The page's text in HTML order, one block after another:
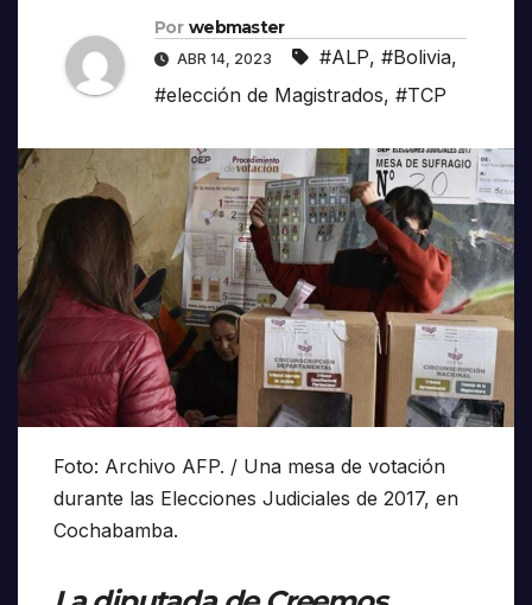
Por webmaster
ABR 14, 2023 #ALP, #Bolivia,
#elección de Magistrados, #TCP
Foto: Archivo AFP. / Una mesa de votación
durante las Elecciones Judiciales de 2017, en
Cochabamba.